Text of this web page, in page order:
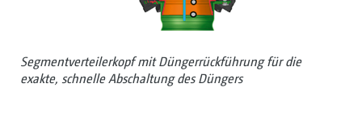
Segmentverteilerkopf mit Düngerrückführung für die
exakte, schnelle Abschaltung des Düngers